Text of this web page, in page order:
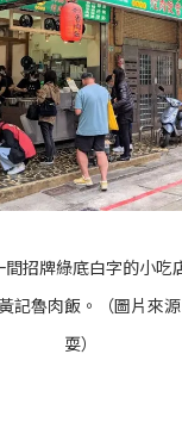
招牌綠底白字的小吃
記魯肉飯。（圖片來源
耍）